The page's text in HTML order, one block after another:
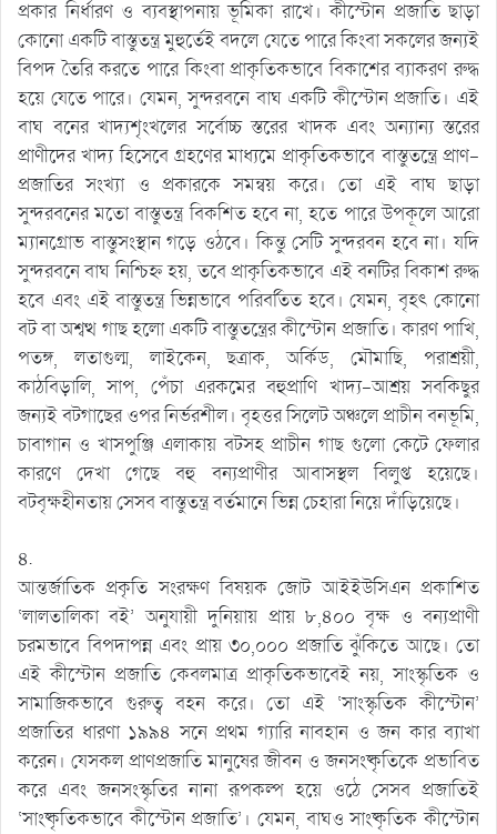
প্রকার নির্ধারণ ও ব্যবস্থাপনায় ভূমিকা রাখে। কীস্টোন প্রজাতি ছাড়া
কোনো একটি বাস্তুতন্ত্র মুহুর্তেই বদলে যেতে পারে কিংবা সকলের জন্যই
বিপদ তৈরি করতে পারে কিংবা প্রাকৃতিকভাবে বিকাশের ব্যাকরণ রুদ্ধ
হয়ে যেতে পারে। যেমন, সুন্দরবনে বাঘ একটি কীস্টোন প্রজাতি। এই
বাঘ বনের খাদ্যশৃংখলের সর্বোচ্চ স্তরের খাদক এবং অন্যান্য স্তরের
প্রাণীদের খাদ্য হিসেবে গ্রহণের মাধ্যমে প্রাকৃতিকভাবে বাস্তুতন্ত্রে প্রাণ-
প্রজাতির সংখ্যা ও প্রকারকে সমন্বয় করে। তো এই বাঘ ছাড়া
সুন্দরবনের মতো বাস্তুতন্ত্র বিকশিত হবে না, হতে পারে উপকূলে আরো
ম্যানগ্রোভ বাস্তুসংস্থান গড়ে ওঠবে। কিন্তু সেটি সুন্দরবন হবে না। যদি
সুন্দরবনে বাঘ নিশ্চিহ্ন হয়, তবে প্রাকৃতিকভাবে এই বনটির বিকাশ রুদ্ধ
হবে এবং এই বাস্তুতন্ত্র ভিন্নভাবে পরিবর্তিত হবে। যেমন, বৃহৎ কোনো
বট বা অশ্বত্থ গাছ হলো একটি বাস্তুতন্ত্রের কীস্টোন প্রজাতি। কারণ পাখি,
পতঙ্গ, লতাগুল্ম, লাইকেন, ছত্রাক, অর্কিড, মৌমাছি, পরাশ্রয়ী,
কাঠবিড়ালি, সাপ, পেঁচা এরকমের বহুপ্রাণি খাদ্য-আশ্রয় সবকিছুর
জন্যই বটগাছের ওপর নির্ভরশীল। বৃহত্তর সিলেট অঞ্চলে প্রাচীন বনভূমি,
চাবাগান ও খাসপুঞ্জি এলাকায় বটসহ প্রাচীন গাছ গুলো কেটে ফেলার
কারণে দেখা গেছে বহু বন্যপ্রাণীর আবাসস্থল বিলুপ্ত হয়েছে।
বটবৃক্ষহীনতায় সেসব বাস্তুতন্ত্র বর্তমানে ভিন্ন চেহারা নিয়ে দাঁড়িয়েছে।
৪.
আন্তর্জাতিক প্রকৃতি সংরক্ষণ বিষয়ক জোট আইইউসিএন প্রকাশিত
‘লালতালিকা বই’ অনুযায়ী দুনিয়ায় প্রায় ৮,৪০০ বৃক্ষ ও বন্যপ্রাণী
চরমভাবে বিপদাপন্ন এবং প্রায় ৩০,০০০ প্রজাতি ঝুঁকিতে আছে। তো
এই কীস্টোন প্রজাতি কেবলমাত্র প্রাকৃতিকভাবেই নয়, সাংস্কৃতিক ও
সামাজিকভাবে গুরুত্ব বহন করে। তো এই ‘সাংস্কৃতিক কীস্টোন’
প্রজাতির ধারণা ১৯৯৪ সনে প্রথম গ্যারি নাবহান ও জন কার ব্যাখা
করেন। যেসকল প্রাণপ্রজাতি মানুষের জীবন ও জনসংষ্কৃতিকে প্রভাবিত
করে এবং জনসংস্কৃতির নানা রূপকল্প হয়ে ওঠে সেসব প্রজাতিই
‘সাংষ্কৃতিকভাবে কীস্টোন প্রজাতি’। যেমন, বাঘও সাংষ্কৃতিক কীস্টোন